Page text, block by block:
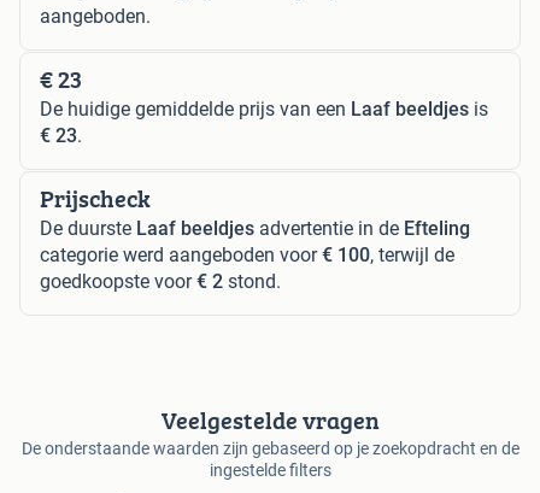
aangeboden.
€ 23
De huidige gemiddelde prijs van een Laaf beeldjes is
€ 23.
Prijscheck
De duurste Laaf beeldjes advertentie in de Efteling
categorie werd aangeboden voor€ 100, terwijl de
goedkoopste voor€ 2 stond.
Veelgestelde vragen
De onderstaande waarden zijn gebaseerd op je zoekopdracht en de
ingestelde filters